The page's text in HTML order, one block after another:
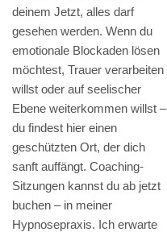
deinem Jetzt, alles darf
gesehen werden. Wenn du
emotionale Blockaden lösen
möchtest, Trauer verarbeiten
willst oder auf seelischer
Ebene weiterkommen willst –
du findest hier einen
geschützten Ort, der dich
sanft auffängt. Coaching-
Sitzungen kannst du ab jetzt
buchen – in meiner
Hypnosepraxis. Ich erwarte